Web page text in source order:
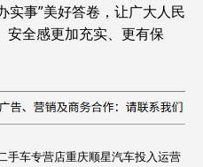
实事”美好答卷，让广大人民
安全感更加充实、更有保
手车专营店重庆顺星汽车投入运营